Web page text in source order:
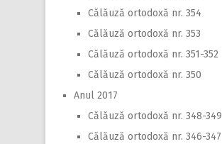
Călăuză ortodoxă nr. 354
Călăuză ortodoxă nr. 353
Călăuză ortodoxă nr. 351-352
Călăuză ortodoxă nr. 350
Anul 2017
Călăuză ortodoxă nr. 348-349
Călăuză ortodoxă nr. 346-347